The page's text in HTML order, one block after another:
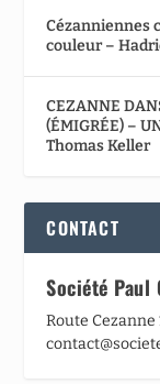
Cézanniennes
couleur –
CEZANNE
(ÉMIGRÉE) –
Thomas Keller
CONTACT
Société Paul
Route Cezanne